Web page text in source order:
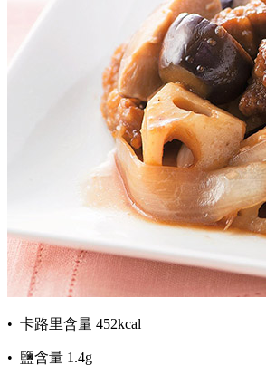
• 卡路里含量 452kcal
• 鹽含量 1.4g